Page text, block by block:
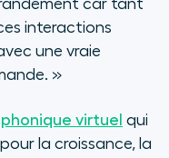
car tant
interactions
une vraie
»
virtuel qui
la croissance, la